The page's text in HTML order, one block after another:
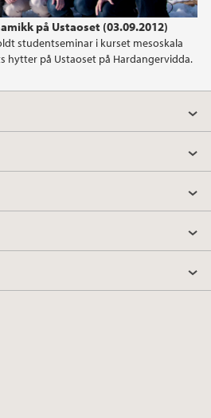
på Ustaoset (03.09.2012)
studentseminar i kurset mesoskala
hytter på Ustaoset på Hardangervidda.
2021
2020
2019
2018
2017
2016
2015
2014